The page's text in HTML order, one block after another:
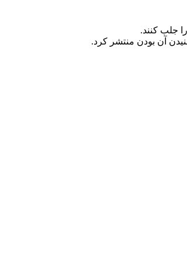
جلب کنند.
آن بودن منتشر کرد.